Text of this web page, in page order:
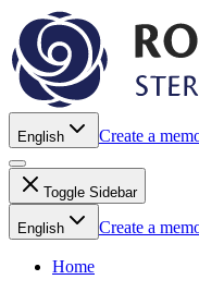
English Create a
Toggle Sidebar
English Create a
Home